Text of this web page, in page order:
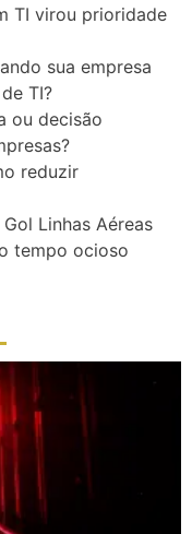
TI virou prioridade
sua empresa
TI?
ou decisão
reduzir
Linhas Aéreas
tempo ocioso